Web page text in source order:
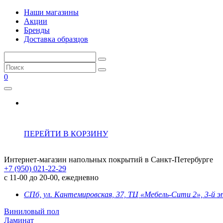
Наши магазины
Акции
Бренды
Доставка образцов
0
ПЕРЕЙТИ В КОРЗИНУ
Интернет-магазин напольных покрытий в Санкт-Петербурге
+7 (950) 021-22-29
с 11-00 до 20-00, ежедневно
СПб, ул. Кантемировская, 37, ТЦ «Мебель-Сити 2», 3-й
Виниловый пол
Ламинат